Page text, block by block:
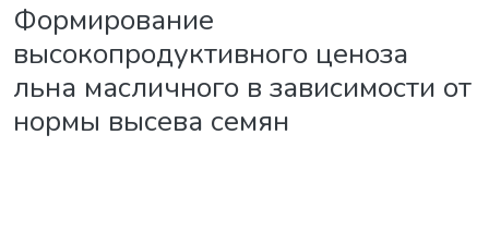
Формирование
высокопродуктивного ценоза
льна масличного в зависимости от
нормы высева семян